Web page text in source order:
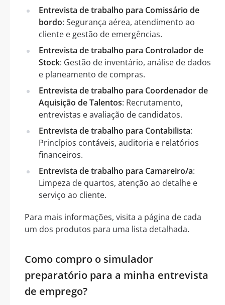
Entrevista de trabalho para Comissário de
bordo: Segurança aérea, atendimento ao
cliente e gestão de emergências.
Entrevista de trabalho para Controlador de
Stock: Gestão de inventário, análise de dados
e planeamento de compras.
Entrevista de trabalho para Coordenador de
Aquisição de Talentos: Recrutamento,
entrevistas e avaliação de candidatos.
Entrevista de trabalho para Contabilista:
Princípios contáveis, auditoria e relatórios
financeiros.
Entrevista de trabalho para Camareiro/a:
Limpeza de quartos, atenção ao detalhe e
serviço ao cliente.
Para mais informações, visita a página de cada
um dos produtos para uma lista detalhada.
Como compro o simulador
preparatório para a minha entrevista
de emprego?